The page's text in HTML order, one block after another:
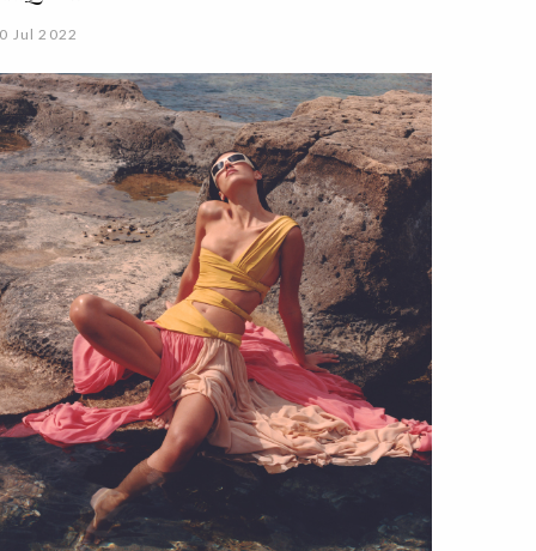
Jul 2022